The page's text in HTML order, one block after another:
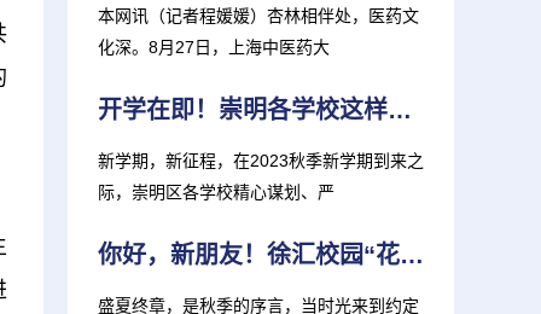
本网讯（记者程媛媛）杏林相伴处，医药文
化深。8月27日，上海中医药大
开学在即！崇明各学校这样准备迎接新学期
新学期，新征程，在2023秋季新学期到来之
际，崇明区各学校精心谋划、严
你好，新朋友！徐汇校园“花式”迎新 打造“独家记忆”
盛夏终章，是秋季的序言，当时光来到约定